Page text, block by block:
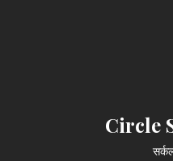
Circle